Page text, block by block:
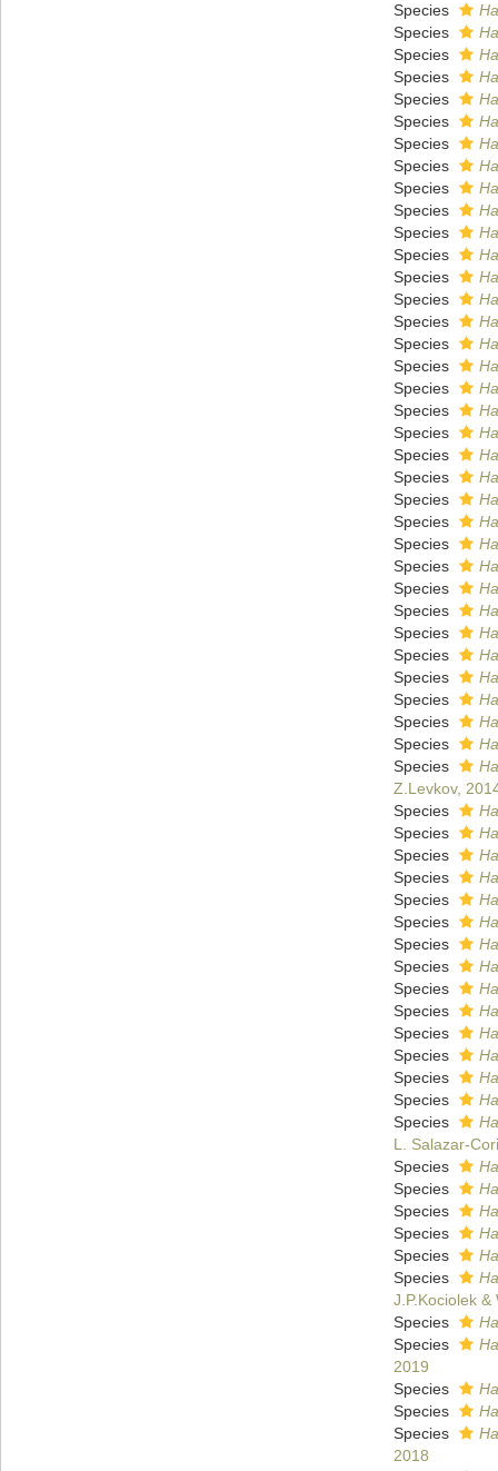
Species
Species
Species
Species
Species
Species
Species
Species
Species
Species
Species
Species
Species
Species
Species
Species
Species
Species
Species
Species
Species
Species
Species
Species
Species
Species
Species
Species
Species
Species
Species
Species
Species
Species
Species
Z.Levkov,
Species
Species
Species
Species
Species
Species
Species
Species
Species
Species
Species
Species
Species
Species
Species
L. Salazar-
Species
Species
Species
Species
Species
Species
J.P.Kociolek &
Species
Species
2019
Species
Species
Species
2018